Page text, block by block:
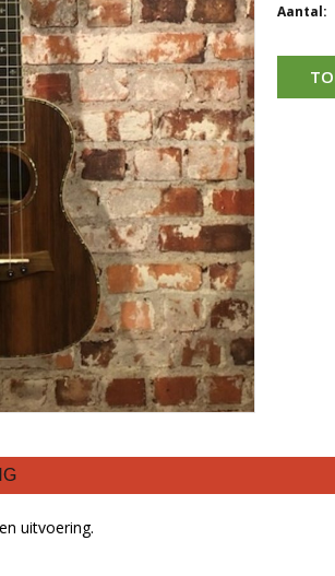
Aantal:
uitvoering.